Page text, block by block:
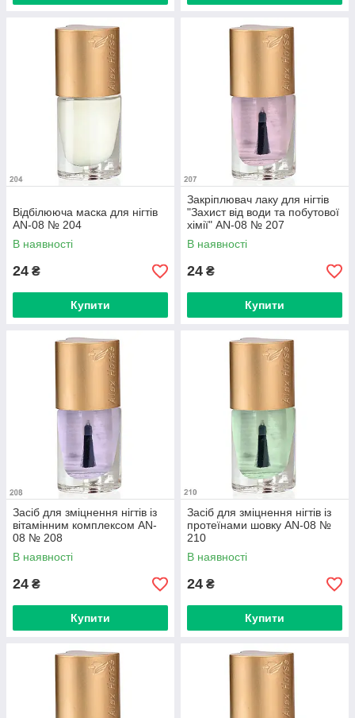
Відбілююча маска для нігтів
AN-08 № 204
В наявності
24 ₴
Купити
Закріплювач лаку для нігтів
"Захист від води та побутової
хімії" AN-08 № 207
В наявності
24 ₴
Купити
Засіб для зміцнення нігтів із
вітамінним комплексом AN-
08 № 208
В наявності
24 ₴
Купити
Засіб для зміцнення нігтів із
протеїнами шовку AN-08 №
210
В наявності
24 ₴
Купити